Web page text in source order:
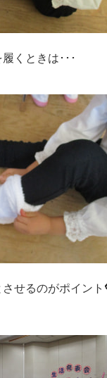
くときは･･･
せるのがポイント